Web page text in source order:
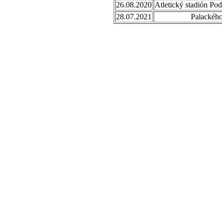
26.08.2020 Atletický stadión
28.07.2021